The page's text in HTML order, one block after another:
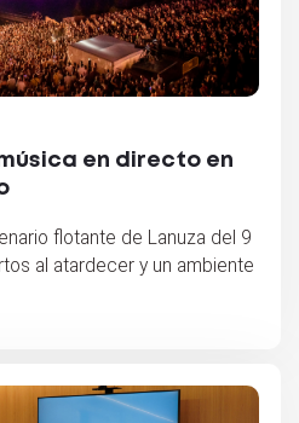
en directo en
flotante de Lanuza del 9
al atardecer y un ambiente